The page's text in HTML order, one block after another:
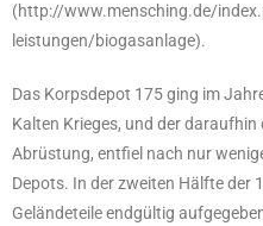
(http://www.mensching.de/
leistungen/biogasanlage).
Das Korpsdepot 175 ging im
Kalten Krieges, und der
Abrüstung, entfiel nach nur
Depots. In der zweiten Hälfte der
Geländeteile endgültig